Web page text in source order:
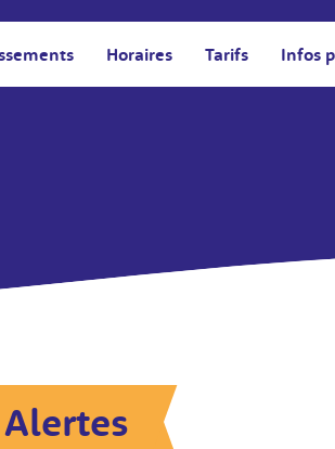
Horaires Tarifs Infos
Alertes